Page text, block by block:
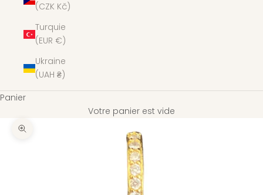
(CZK Kč)
Turquie
(EUR €)
Ukraine
(UAH ₴)
Panier
Votre panier est vide
Zoomer sur l'image